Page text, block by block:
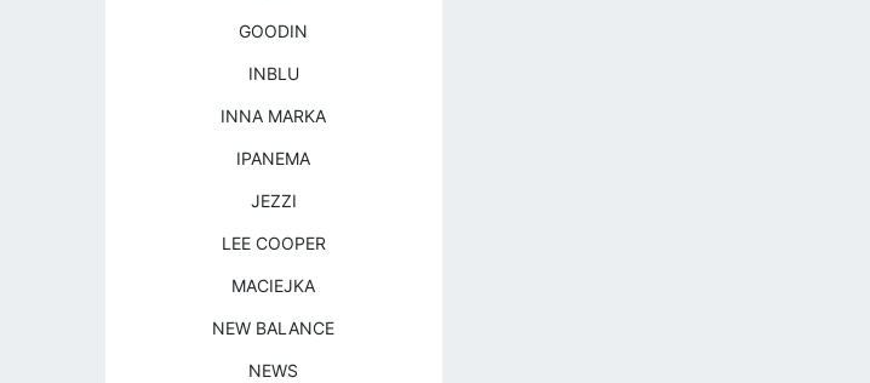
GOODIN
INBLU
INNA MARKA
IPANEMA
JEZZI
LEE COOPER
MACIEJKA
NEW BALANCE
NEWS